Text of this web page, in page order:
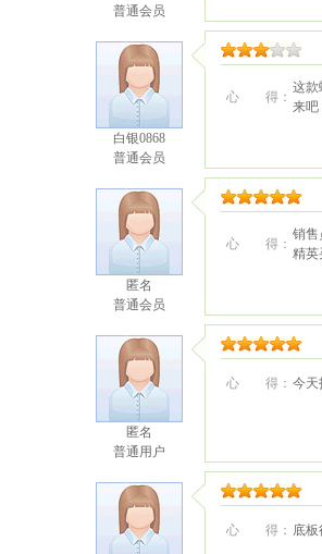
普通会员
白银0868
普通会员
心 得：
这款
来吧
匿名
普通会员
心 得：
销售
精英
匿名
普通用户
心 得： 今天
心 得： 底